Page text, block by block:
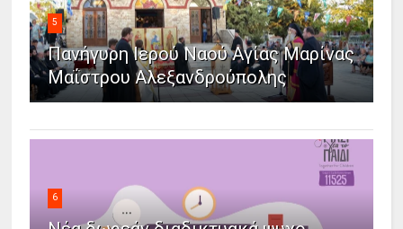
5
Πανήγυρη Ιερού Ναού Αγίας Μαρίνας
Μαΐστρου Αλεξανδρούπολης
6